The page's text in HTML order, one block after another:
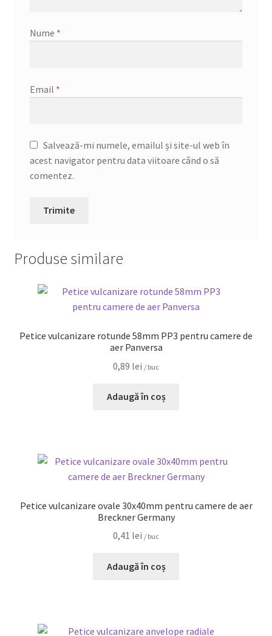
Nume *
Email *
Salvează-mi numele, emailul și site-ul web în
acest navigator pentru data viitoare când o să
comentez.
Produse similare
Petice vulcanizare rotunde 58mm PP3 pentru camere de
aer Panversa
0,89 lei / buc
Adaugă în coș
Petice vulcanizare ovale 30x40mm pentru camere de aer
Breckner Germany
0,41 lei / buc
Adaugă în coș